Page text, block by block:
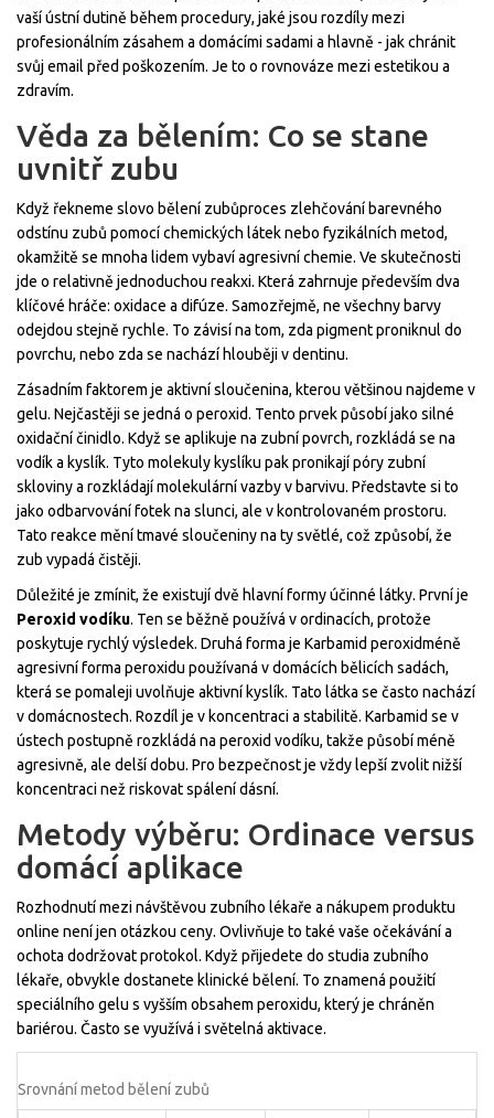
vaší ústní dutině během procedury, jaké jsou rozdíly mezi
profesionálním zásahem a domácími sadami a hlavně - jak chránit
svůj email před poškozením. Je to o rovnováze mezi estetikou a
zdravím.
Věda za bělením: Co se stane
uvnitř zubu
Když řekneme slovo bělení zubůproces zlehčování barevného
odstínu zubů pomocí chemických látek nebo fyzikálních metod,
okamžitě se mnoha lidem vybaví agresivní chemie. Ve skutečnosti
jde o relativně jednoduchou reakxi. Která zahrnuje především dva
klíčové hráče: oxidace a difúze. Samozřejmě, ne všechny barvy
odejdou stejně rychle. To závisí na tom, zda pigment proniknul do
povrchu, nebo zda se nachází hlouběji v dentinu.
Zásadním faktorem je aktivní sloučenina, kterou většinou najdeme v
gelu. Nejčastěji se jedná o peroxid. Tento prvek působí jako silné
oxidační činidlo. Když se aplikuje na zubní povrch, rozkládá se na
vodík a kyslík. Tyto molekuly kyslíku pak pronikají póry zubní
skloviny a rozkládají molekulární vazby v barvivu. Představte si to
jako odbarvování fotek na slunci, ale v kontrolovaném prostoru.
Tato reakce mění tmavé sloučeniny na ty světlé, což způsobí, že
zub vypadá čistěji.
Důležité je zmínit, že existují dvě hlavní formy účinné látky. První je
Peroxid vodíku. Ten se běžně používá v ordinacích, protože
poskytuje rychlý výsledek. Druhá forma je Karbamid peroxidméně
agresivní forma peroxidu používaná v domácích bělicích sadách,
která se pomaleji uvolňuje aktivní kyslík. Tato látka se často nachází
v domácnostech. Rozdíl je v koncentraci a stabilitě. Karbamid se v
ústech postupně rozkládá na peroxid vodíku, takže působí méně
agresivně, ale delší dobu. Pro bezpečnost je vždy lepší zvolit nižší
koncentraci než riskovat spálení dásní.
Metody výběru: Ordinace versus
domácí aplikace
Rozhodnutí mezi návštěvou zubního lékaře a nákupem produktu
online není jen otázkou ceny. Ovlivňuje to také vaše očekávání a
ochota dodržovat protokol. Když přijedete do studia zubního
lékaře, obvykle dostanete klinické bělení. To znamená použití
speciálního gelu s vyšším obsahem peroxidu, který je chráněn
bariérou. Často se využívá i světelná aktivace.
Srovnání metod bělení zubů